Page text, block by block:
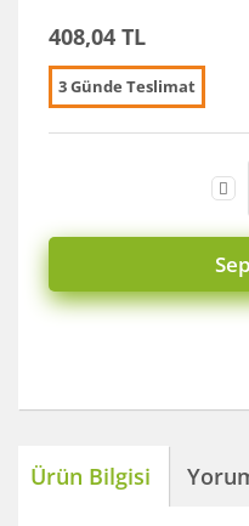
408,04 TL
3 Günde Teslimat
Ürün Bilgisi
Paslanmaz Çelik Yüzey İşleme
Sac Kesme Makinesi
Somun Sıkma Makineleri
Testereler
Zımba Tabancları